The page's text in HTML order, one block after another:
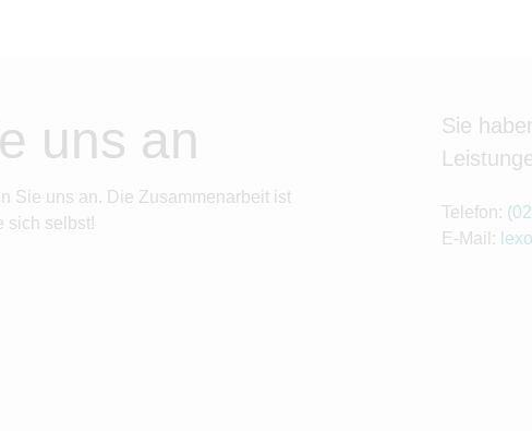
uns an
Sie uns an. Die Zusammenarbeit ist
sich selbst!
Sie
Telefon:
E-Mail: